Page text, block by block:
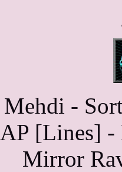
Mehdi -
AP [Lines]
Mirror